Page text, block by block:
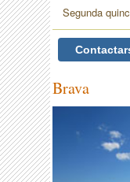
Segunda
Brava